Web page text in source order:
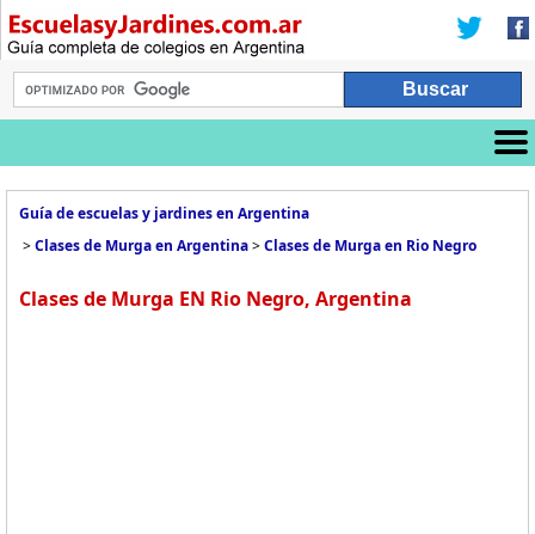
Guía de escuelas y jardines en Argentina
>Clases de Murga en Argentina>Clases de Murga en Rio Negro
Clases de Murga EN Rio Negro, Argentina